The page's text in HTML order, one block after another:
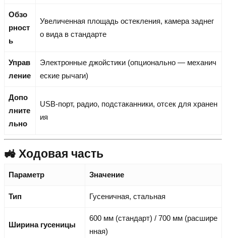
Обзо
рност
ь
Увеличенная площадь остекления, камера заднег
о вида в стандарте
Управ
ление
Электронные джойстики (опционально — механич
еские рычаги)
Допо
лните
льно
USB-порт, радио, подстаканники, отсек для хранен
ия
🚜 Ходовая часть
Параметр Значение
Тип Гусеничная, стальная
Ширина гусеницы
600 мм (стандарт) / 700 мм (расшире
нная)